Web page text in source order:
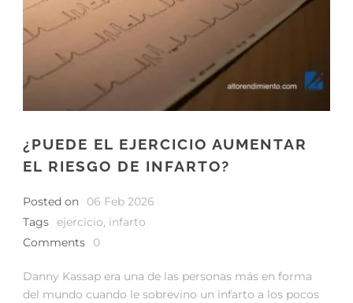
¿PUEDE EL EJERCICIO AUMENTAR
EL RIESGO DE INFARTO?
Posted on
06 Feb 2026
Tags ejercicio, infarto
Comments
0
Danny Kassap era una de las personas más en forma
del mundo cuando le sobrevino un infarto a los pocos